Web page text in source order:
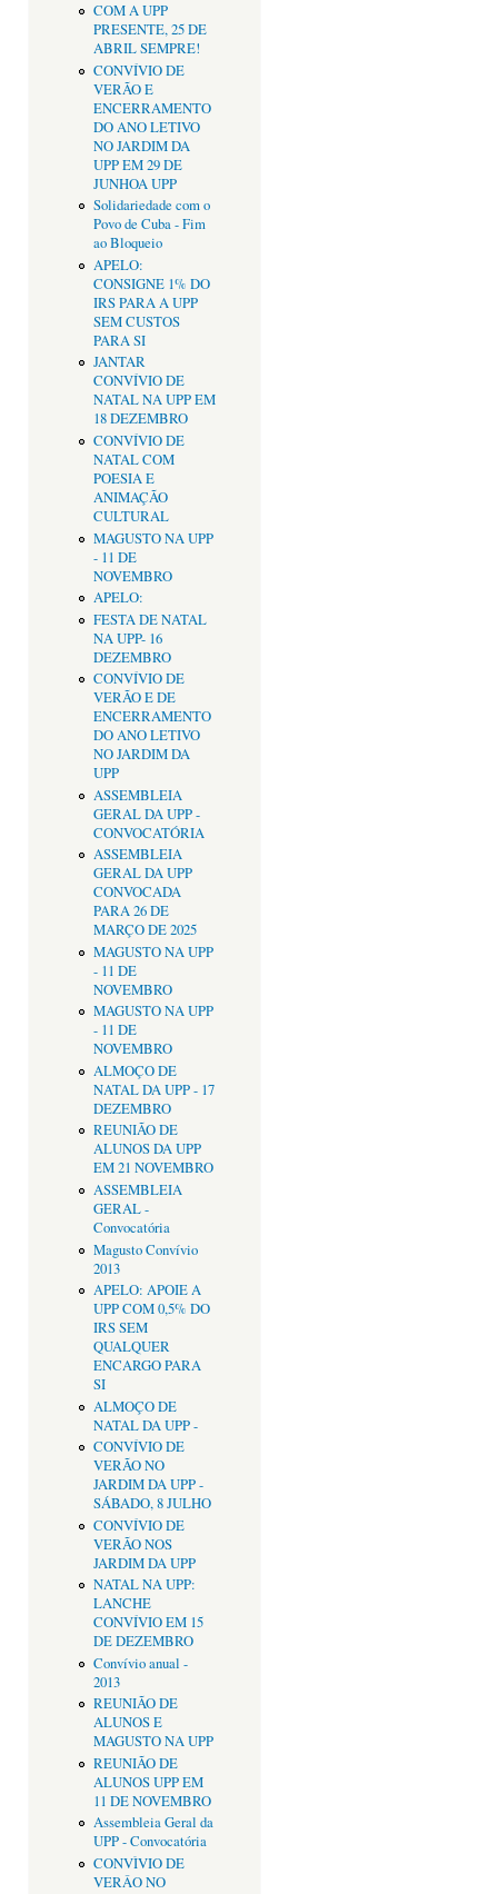
COM A UPP
PRESENTE, 25 DE
ABRIL SEMPRE!
CONVÍVIO DE
VERÃO E
ENCERRAMENTO
DO ANO LETIVO
NO JARDIM DA
UPP EM 29 DE
JUNHOA UPP
Solidariedade com o
Povo de Cuba - Fim
ao Bloqueio
APELO:
CONSIGNE 1% DO
IRS PARA A UPP
SEM CUSTOS
PARA SI
JANTAR
CONVÍVIO DE
NATAL NA UPP EM
18 DEZEMBRO
CONVÍVIO DE
NATAL COM
POESIA E
ANIMAÇÃO
CULTURAL
MAGUSTO NA UPP
- 11 DE
NOVEMBRO
APELO:
FESTA DE NATAL
NA UPP- 16
DEZEMBRO
CONVÍVIO DE
VERÃO E DE
ENCERRAMENTO
DO ANO LETIVO
NO JARDIM DA
UPP
ASSEMBLEIA
GERAL DA UPP -
CONVOCATÓRIA
ASSEMBLEIA
GERAL DA UPP
CONVOCADA
PARA 26 DE
MARÇO DE 2025
MAGUSTO NA UPP
- 11 DE
NOVEMBRO
MAGUSTO NA UPP
- 11 DE
NOVEMBRO
ALMOÇO DE
NATAL DA UPP - 17
DEZEMBRO
REUNIÃO DE
ALUNOS DA UPP
EM 21 NOVEMBRO
ASSEMBLEIA
GERAL -
Convocatória
Magusto Convívio
2013
APELO: APOIE A
UPP COM 0,5% DO
IRS SEM
QUALQUER
ENCARGO PARA
SI
ALMOÇO DE
NATAL DA UPP -
CONVÍVIO DE
VERÃO NO
JARDIM DA UPP -
SÁBADO, 8 JULHO
CONVÍVIO DE
VERÃO NOS
JARDIM DA UPP
NATAL NA UPP:
LANCHE
CONVÍVIO EM 15
DE DEZEMBRO
Convívio anual -
2013
REUNIÃO DE
ALUNOS E
MAGUSTO NA UPP
REUNIÃO DE
ALUNOS UPP EM
11 DE NOVEMBRO
Assembleia Geral da
UPP - Convocatória
CONVÌVIO DE
VERÂO NO